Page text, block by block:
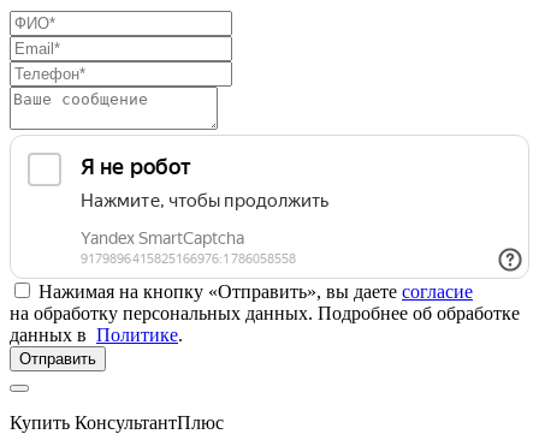
Нажимая на кнопку «Отправить», вы даете согласие
на обработку персональных данных. Подробнее об обработке
данных в Политике.
Отправить
Купить КонсультантПлюс